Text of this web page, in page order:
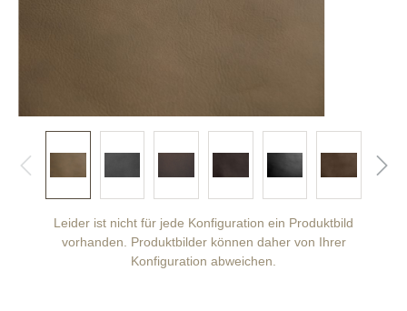
Leider ist nicht für jede Konfiguration ein Produktbild
vorhanden. Produktbilder können daher von Ihrer
Konfiguration abweichen.